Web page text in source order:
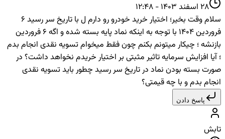
28 اسفند 1403 - 12:48
سلام وقت بخیر؛ اختیار خرید خودرو رو دارم ل با تاریخ سر رسید 6
فروردین 1404 با توجه به اینکه نماد پایه بسته شده و اگه 6 فروردین
بازنشه ؛ چیکار میتونم بکنم چون فقط میخوام تسویه نقدی انجام بدم
؛ آیا افزایش سرمایه تاثیر مثبتی بر اختیار خریدم نخواهد داشت؟ در
صورت بسته بودن نماد در تاریخ سر رسید چطور باید تسویه نقدی
انجام بدم و با چه قیمتی؟
پاسخ دادن
تابش